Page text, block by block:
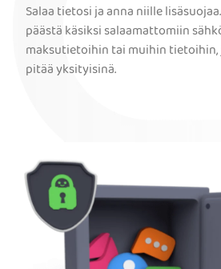
Salaa tietosi ja anna niille
päästä käsiksi salaamattomiin
maksutietoihin tai muihin
pitää yksityisinä.